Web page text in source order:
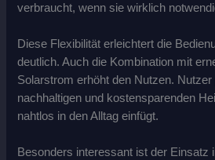
verbraucht, wenn sie wirklich
Diese Flexibilität erleichtert die
deutlich. Auch die Kombination mit
Solarstrom erhöht den Nutzen.
nachhaltigen und kostensparenden
nahtlos in den Alltag einfügt.
Besonders interessant ist der Einsatz